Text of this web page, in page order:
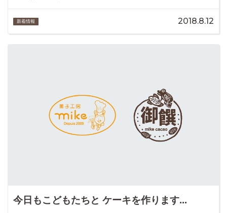
新着情報 2018.8.12
今日もこどもたちと ケーキを作ります...